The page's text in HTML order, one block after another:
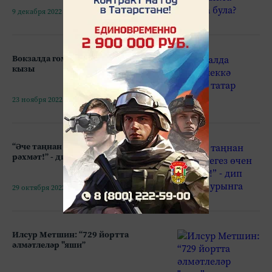
9 декабря 2022 - 09:31
Вокзалда гомерлеккә калган татар
кызы
23 ноября 2022 - 14:38
“Әче таңнан килгәнегез өчен
рәхмәт!” - дип әйтәсе урынга
29 октября 2022 - 10:52
Илсур Метшин: “729 йортта
әлмәтлеләр "яши”